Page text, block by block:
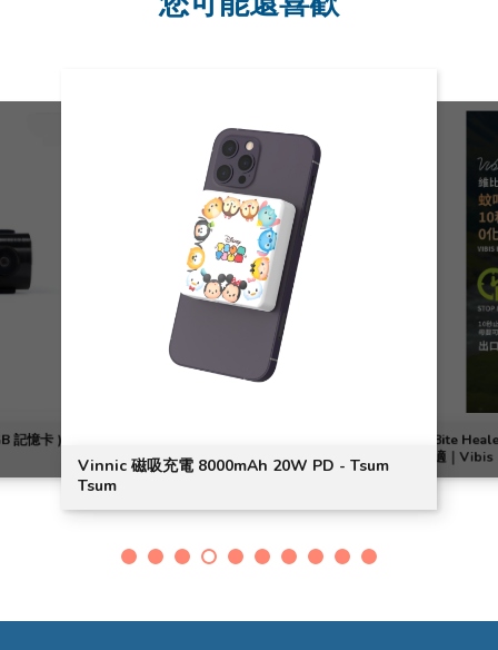
記憶卡 )
Vinnic 磁吸充電 8000mAh 20W PD - Tsum
Tsum
Bite
適｜Vibis